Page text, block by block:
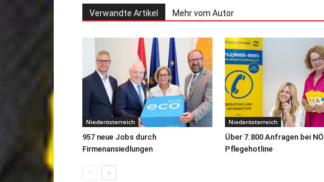
Verwandte Artikel Mehr vom Autor
Niederösterreich
957 neue Jobs durch
Firmenansiedlungen
Niederösterreich
Über 7.800 Anfragen bei NÖ
Pflegehotline